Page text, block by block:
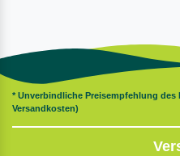
* Unverbindliche Preisempfehlung des
Versandkosten)